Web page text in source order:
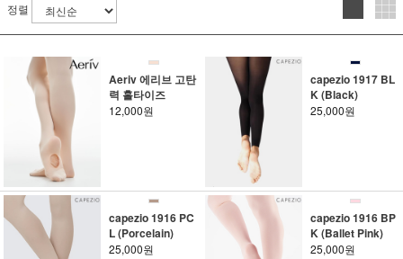
정렬
Aeriv 에리브 고탄
력 홀타이즈
12,000원
capezio 1917 BL
K (Black)
25,000원
capezio 1916 PC
L (Porcelain)
25,000원
capezio 1916 BP
K (Ballet Pink)
25,000원